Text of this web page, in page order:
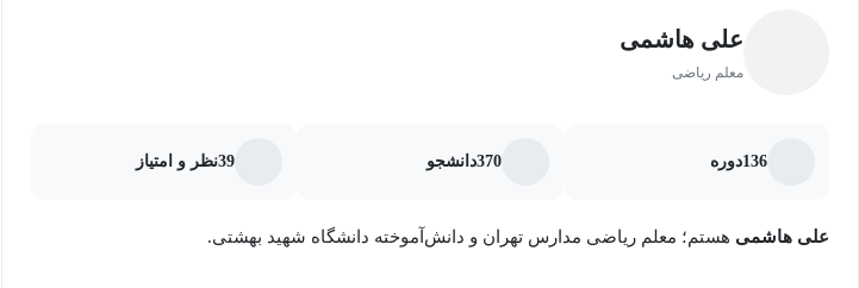
تمرکز بر درک مفهومی به‌جای حفظ کردن فرمول‌ها و روش‌ها
علی هاشمی
معلم ریاضی
136دوره 370دانشجو 39نظر و امتیاز
علی هاشمی هستم؛ معلم ریاضی مدارس تهران و دانش‌آموخته دانشگاه شهید بهشتی.